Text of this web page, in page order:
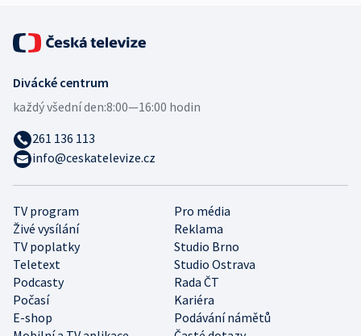
TV program
Pro média
Živé vysílání
Reklama
TV poplatky
Studio Brno
Teletext
Studio Ostrava
Podcasty
Rada ČT
Počasí
Kariéra
E-shop
Podávání námětů
Divácké centrum
každý všední den:8:00—16:00 hodin
261 136 113
info@ceskatelevize.cz